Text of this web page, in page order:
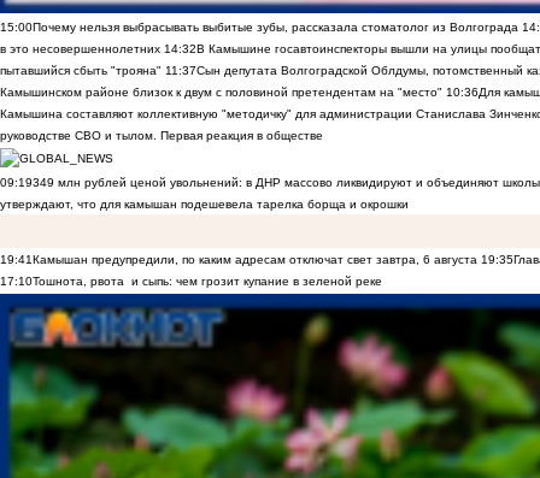
15:00Почему нельзя выбрасывать выбитые зубы, рассказала стоматолог из Волгограда
в это несовершеннолетних 14:32В Камышине госавтоинспекторы вышли на улицы
пытавшийся сбыть "трояна" 11:37Сын депутата Волгоградской Облдумы, потомственный
Камышинском районе близок к двум с половиной претендентам на "место" 10:36Для
Камышина составляют коллективную "методичку" для администрации Станислава
руководстве СВО и тылом. Первая реакция в обществе
09:19349 млн рублей ценой увольнений: в ДНР массово ликвидируют и объединяют
утверждают, что для камышан подешевела тарелка борща и окрошки
19:41Камышан предупредили, по каким адресам отключат свет завтра, 6 августа 19:35
17:10Тошнота, рвота и сыпь: чем грозит купание в зеленой реке